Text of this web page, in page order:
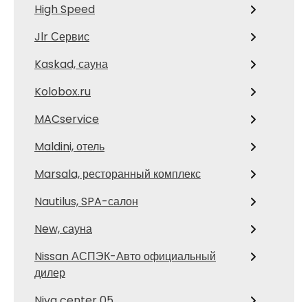
High Speed
Jlr Сервис
Kaskad, сауна
Kolobox.ru
MACservice
Maldini, отель
Marsala, ресторанный комплекс
Nautilus, SPA-салон
New, сауна
Nissan АСПЭК-Авто официальный
дилер